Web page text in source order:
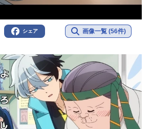
シェア 画像一覧 (56件)